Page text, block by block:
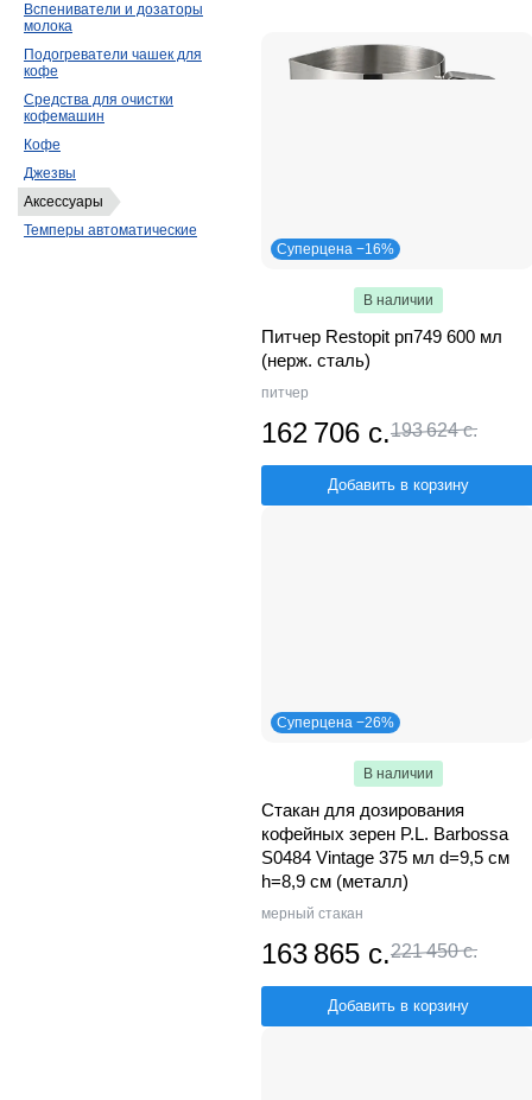
Bravilor Bonamat 6 REDGASTRO
WMF 3 Jura 3 METAL CRAFT
Суперцена −16%
В наличии
Питчер Restopit рп749 600 мл
(нерж. сталь)
питчер
162 706 с.193 624 с.
Добавить в корзину
Суперцена −26%
В наличии
Cтакан для дозирования
кофейных зерен P.L. Barbossa
S0484 Vintage 375 мл d=9,5 см
h=8,9 см (металл)
мерный стакан
163 865 с.221 450 с.
Добавить в корзину
Вспениватели и дозаторы
молока
Подогреватели чашек для
кофе
Средства для очистки
кофемашин
Кофе
Джезвы
Аксессуары
Темперы автоматические